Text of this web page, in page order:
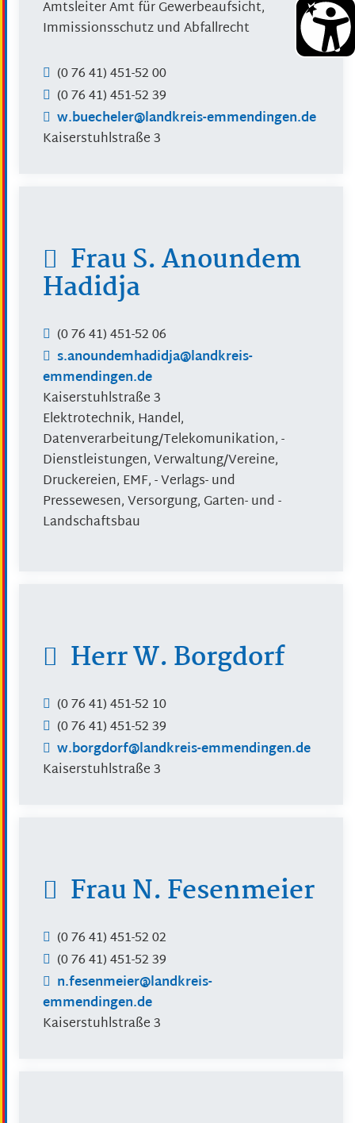
Amtsleiter Amt für Gewerbeaufsicht,
Immissionsschutz und Abfallrecht
(07641) 451-5200
(07641) 451-5239
w.buecheler@landkreis-emmendingen.de
Kaiserstuhlstraße 3
FrauS.Anoundem
Hadidja
(07641) 451-5206
s.anoundemhadidja@landkreis-
emmendingen.de
Kaiserstuhlstraße 3
Elektrotechnik, Handel,
Datenverarbeitung/Telekomunikation, -
Dienstleistungen, Verwaltung/Vereine,
Druckereien, EMF, - Verlags- und
Pressewesen, Versorgung, Garten- und -
Landschaftsbau
HerrW.Borgdorf
(07641) 451-52 10
(07641) 451-5239
w.borgdorf@landkreis-emmendingen.de
Kaiserstuhlstraße 3
FrauN.Fesenmeier
(07641) 451-5202
(07641) 451-5239
n.fesenmeier@landkreis-
emmendingen.de
Kaiserstuhlstraße 3